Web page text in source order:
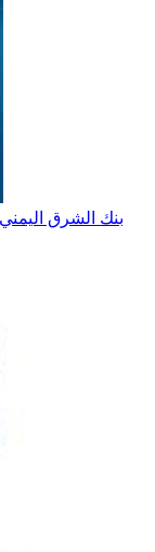
بنك الشرق